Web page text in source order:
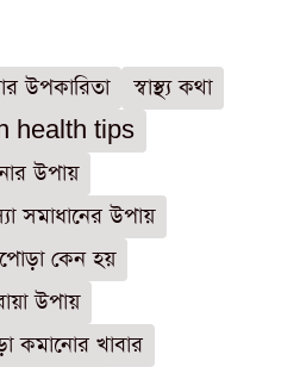
উপকারিতা
স্বাস্থ্য কথা
health tips
উপায়
সমাধানের উপায়
কেন হয়
উপায়
কমানোর খাবার